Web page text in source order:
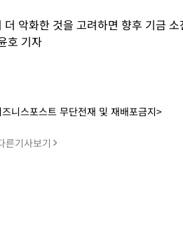
더 악화한 것을 고려하면 향후 기금
호 기자
니스포스트 무단전재 및 재배포금지>
른기사보기